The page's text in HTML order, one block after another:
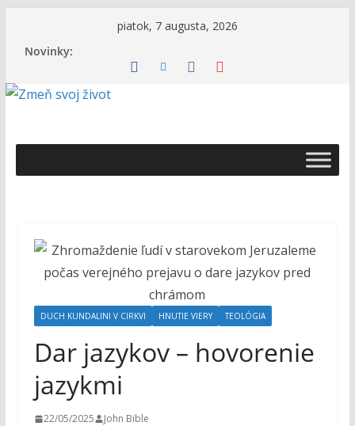
piatok, 7 augusta, 2026
Novinky:
s
B
o
h
m
DUCH KUNDALINI V CIRKVI HNUTIE VIERY TEOLÓGIA
Dar jazykov – hovorenie
jazykmi
22/05/2025 John Bible